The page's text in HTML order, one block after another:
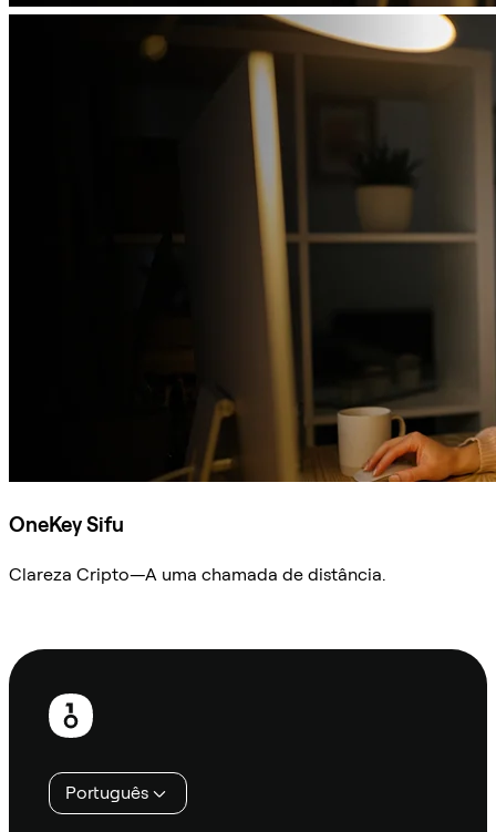
OneKey Sifu
Clareza Cripto—A uma chamada de distância.
Rodapé
Português